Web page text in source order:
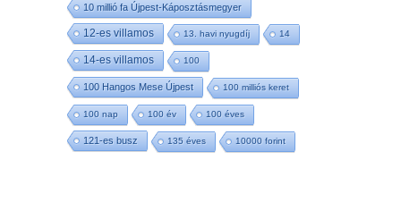
10 millió fa Újpest-Káposztásmegyer
12-es villamos 13. havi nyugdíj 14
14-es villamos 100
100 Hangos Mese Újpest 100 milliós keret
100 nap 100 év 100 éves
121-es busz 135 éves 10000 forint